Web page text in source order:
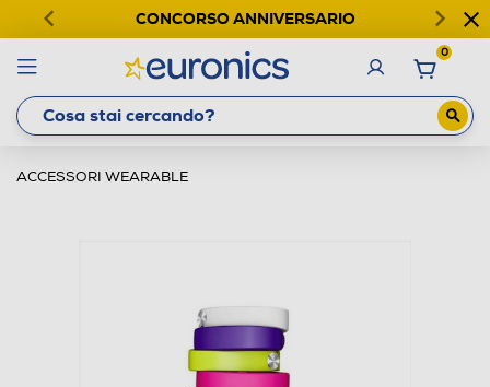
CONCORSO ANNIVERSARIO
0
ACCESSORI WEARABLE